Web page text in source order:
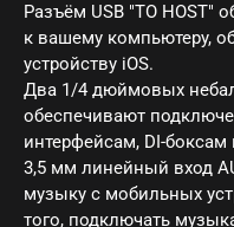
Разъём USB "TO HOST"
к вашему компьютеру,
устройству iOS.
Два 1/4 дюймовых
обеспечивают
интерфейсам, DI-боксам
3,5 мм линейный вход
музыку с мобильных
того, подключать